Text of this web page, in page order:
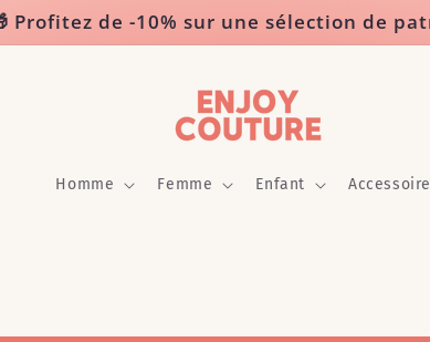
Profitez de -10% sur une sélection de
Homme Femme Enfant